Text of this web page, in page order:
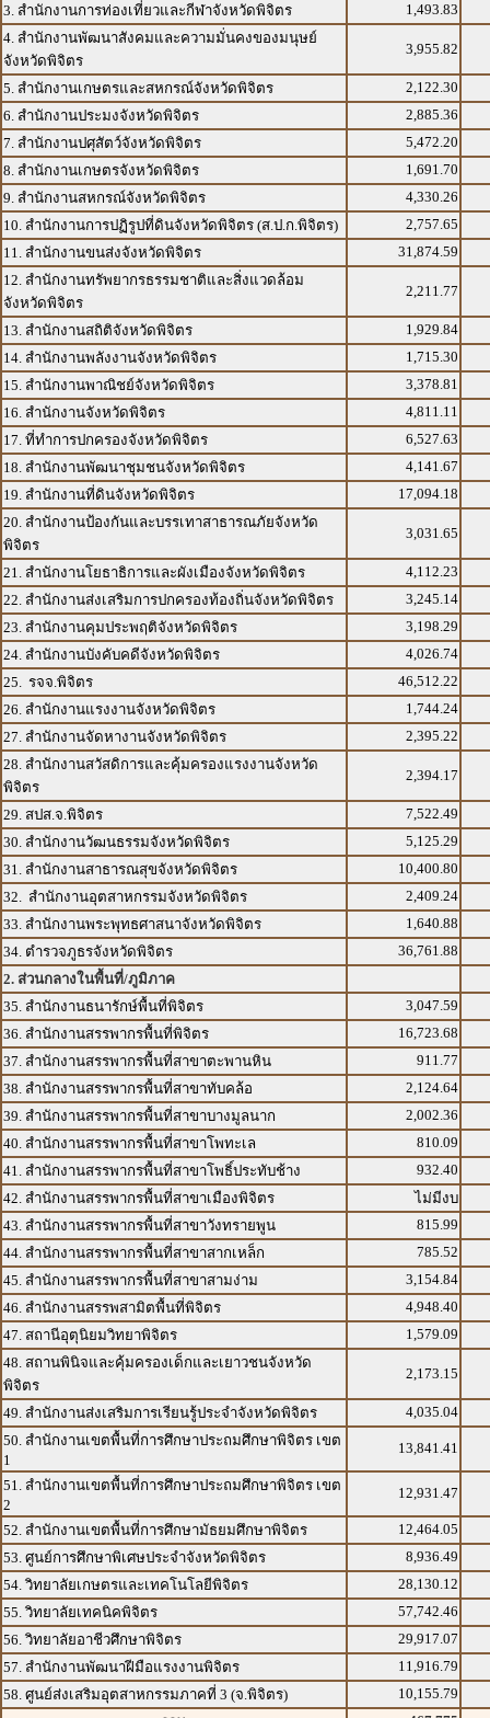
3. สำนักงานการท่องเที่ยวและกีฬาจังหวัดพิจิตร
1,493.83
4. สำนักงานพัฒนาสังคมและความมั่นคงของมนุษย์
จังหวัดพิจิตร
3,955.82
5. สำนักงานเกษตรและสหกรณ์จังหวัดพิจิตร
2,122.30
6. สำนักงานประมงจังหวัดพิจิตร
2,885.36
7. สำนักงานปศุสัตว์จังหวัดพิจิตร
5,472.20
8. สำนักงานเกษตรจังหวัดพิจิตร
1,691.70
9. สำนักงานสหกรณ์จังหวัดพิจิตร
4,330.26
10. สำนักงานการปฏิรูปที่ดินจังหวัดพิจิตร (ส.ป.ก.พิจิตร)
2,757.65
11. สำนักงานขนส่งจังหวัดพิจิตร
31,874.59
12. สำนักงานทรัพยากรธรรมชาติและสิ่งแวดล้อม
จังหวัดพิจิตร
2,211.77
13. สำนักงานสถิติจังหวัดพิจิตร
1,929.84
14. สำนักงานพลังงานจังหวัดพิจิตร
1,715.30
15. สำนักงานพาณิชย์จังหวัดพิจิตร
3,378.81
16. สำนักงานจังหวัดพิจิตร
4,811.11
17. ที่ทำการปกครองจังหวัดพิจิตร
6,527.63
18. สำนักงานพัฒนาชุมชนจังหวัดพิจิตร
4,141.67
19. สำนักงานที่ดินจังหวัดพิจิตร
17,094.18
20. สำนักงานป้องกันและบรรเทาสาธารณภัยจังหวัด
พิจิตร
3,031.65
21. สำนักงานโยธาธิการและผังเมืองจังหวัดพิจิตร
4,112.23
22. สำนักงานส่งเสริมการปกครองท้องถิ่นจังหวัดพิจิตร
3,245.14
23. สำนักงานคุมประพฤติจังหวัดพิจิตร
3,198.29
24. สำนักงานบังคับคดีจังหวัดพิจิตร
4,026.74
25. รจจ.พิจิตร
46,512.22
26. สำนักงานแรงงานจังหวัดพิจิตร
1,744.24
27. สำนักงานจัดหางานจังหวัดพิจิตร
2,395.22
28. สำนักงานสวัสดิการและคุ้มครองแรงงานจังหวัด
พิจิตร
2,394.17
29. สปส.จ.พิจิตร
7,522.49
30. สำนักงานวัฒนธรรมจังหวัดพิจิตร
5,125.29
31. สำนักงานสาธารณสุขจังหวัดพิจิตร
10,400.80
32. สำนักงานอุตสาหกรรมจังหวัดพิจิตร
2,409.24
33. สำนักงานพระพุทธศาสนาจังหวัดพิจิตร
1,640.88
34. ตำรวจภูธรจังหวัดพิจิตร
36,761.88
2. ส่วนกลางในพื้นที่/ภูมิภาค
35. สำนักงานธนารักษ์พื้นที่พิจิตร
3,047.59
36. สำนักงานสรรพากรพื้นที่พิจิตร
16,723.68
37. สำนักงานสรรพากรพื้นที่สาขาตะพานหิน
911.77
38. สำนักงานสรรพากรพื้นที่สาขาทับคล้อ
2,124.64
39. สำนักงานสรรพากรพื้นที่สาขาบางมูลนาก
2,002.36
40. สำนักงานสรรพากรพื้นที่สาขาโพทะเล
810.09
41. สำนักงานสรรพากรพื้นที่สาขาโพธิ์ประทับช้าง
932.40
42. สำนักงานสรรพากรพื้นที่สาขาเมืองพิจิตร
ไม่มีงบ
43. สำนักงานสรรพากรพื้นที่สาขาวังทรายพูน
815.99
44. สำนักงานสรรพากรพื้นที่สาขาสากเหล็ก
785.52
45. สำนักงานสรรพากรพื้นที่สาขาสามง่าม
3,154.84
46. สำนักงานสรรพสามิตพื้นที่พิจิตร
4,948.40
47. สถานีอุตุนิยมวิทยาพิจิตร
1,579.09
48. สถานพินิจและคุ้มครองเด็กและเยาวชนจังหวัด
พิจิตร
2,173.15
49. สำนักงานส่งเสริมการเรียนรู้ประจำจังหวัดพิจิตร
4,035.04
50. สำนักงานเขตพื้นที่การศึกษาประถมศึกษาพิจิตร เขต
1
13,841.41
51. สำนักงานเขตพื้นที่การศึกษาประถมศึกษาพิจิตร เขต
2
12,931.47
52. สำนักงานเขตพื้นที่การศึกษามัธยมศึกษาพิจิตร
12,464.05
53. ศูนย์การศึกษาพิเศษประจำจังหวัดพิจิตร
8,936.49
54. วิทยาลัยเกษตรและเทคโนโลยีพิจิตร
28,130.12
55. วิทยาลัยเทคนิคพิจิตร
57,742.46
56. วิทยาลัยอาชีวศึกษาพิจิตร
29,917.07
57. สำนักงานพัฒนาฝีมือแรงงานพิจิตร
11,916.79
58. ศูนย์ส่งเสริมอุตสาหกรรมภาคที่ 3 (จ.พิจิตร)
10,155.79